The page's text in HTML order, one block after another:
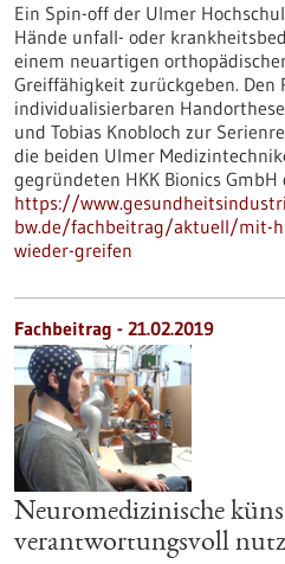
Ein Spin-off der Ulmer
Hände unfall- oder
einem neuartigen
Greiffähigkeit zurückgeben. Den
individualisierbaren
und Tobias Knobloch zur
die beiden Ulmer
gegründeten HKK Bionics
https://
bw.de/fachbeitrag/aktuell/mit-
wieder-greifen
Fachbeitrag - 21.02.2019
Neuromedizinische
verantwortungsvoll